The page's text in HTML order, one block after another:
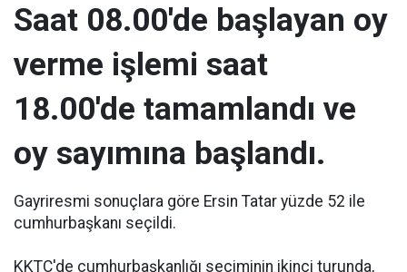
Saat 08.00'de başlayan oy
verme işlemi saat
18.00'de tamamlandı ve
oy sayımına başlandı.
Gayriresmi sonuçlara göre Ersin Tatar yüzde 52 ile
cumhurbaşkanı seçildi.
KKTC'de cumhurbaşkanlığı seçiminin ikinci turunda,